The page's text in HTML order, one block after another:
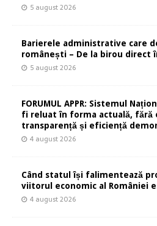
5 august 2026
Barierele administrative care
românești – De la birou direct
5 august 2026
FORUMUL APPR: Sistemul
fi reluat în forma actuală, fără
transparență și eficiență
4 august 2026
Când statul își falimentează
viitorul economic al României
4 august 2026